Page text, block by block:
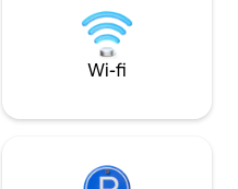
du
og 20 min til Hillerød. Samt med
skøn natur
smoking inside.
Wi-fi